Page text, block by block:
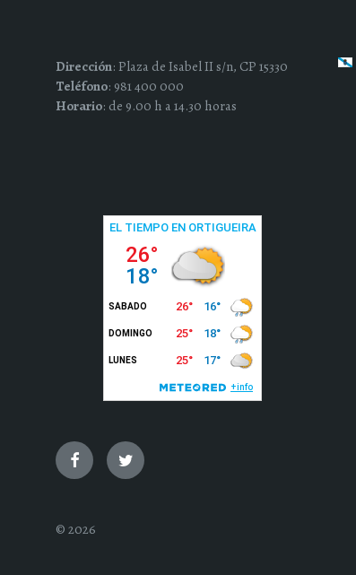
Dirección: Plaza de Isabel II s/n, CP 15330
Teléfono: 981 400 000
Horario: de 9.00 h a 14.30 horas
FacebookTwitter
© 2026